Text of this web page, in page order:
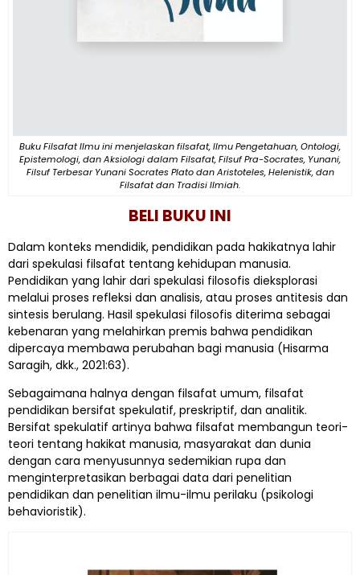
Buku Filsafat Ilmu ini menjelaskan filsafat, Ilmu Pengetahuan, Ontologi,
Epistemologi, dan Aksiologi dalam Filsafat, Filsuf Pra-Socrates, Yunani,
Filsuf Terbesar Yunani Socrates Plato dan Aristoteles, Helenistik, dan
Filsafat dan Tradisi Ilmiah.
BELI BUKU INI
Dalam konteks mendidik, pendidikan pada hakikatnya lahir
dari spekulasi filsafat tentang kehidupan manusia.
Pendidikan yang lahir dari spekulasi filosofis dieksplorasi
melalui proses refleksi dan analisis, atau proses antitesis dan
sintesis berulang. Hasil spekulasi filosofis diterima sebagai
kebenaran yang melahirkan premis bahwa pendidikan
dipercaya membawa perubahan bagi manusia (Hisarma
Saragih, dkk., 2021:63).
Sebagaimana halnya dengan filsafat umum, filsafat
pendidikan bersifat spekulatif, preskriptif, dan analitik.
Bersifat spekulatif artinya bahwa filsafat membangun teori-
teori tentang hakikat manusia, masyarakat dan dunia
dengan cara menyusunnya sedemikian rupa dan
menginterpretasikan berbagai data dari penelitian
pendidikan dan penelitian ilmu-ilmu perilaku (psikologi
behavioristik).